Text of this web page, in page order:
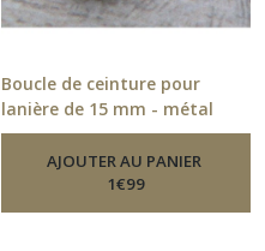
Boucle de ceinture pour
lanière de 15 mm - métal
bronze laiton - 11.52-Boucle
De CeintureAJOUTER AU PANIER
1€99